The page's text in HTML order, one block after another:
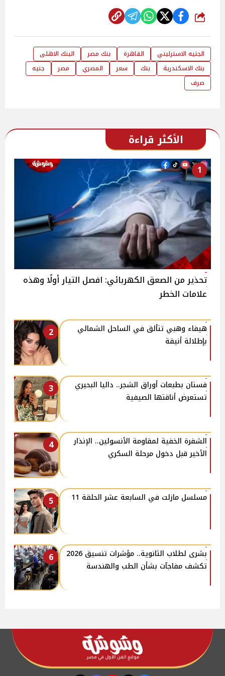
شارك
الجنيه الاسترليني القاهرة بنك مصر
البنك الاهلى
بنك الاسكندرية
بنك سعر المصري مصر
جنيه
صرف
الأكثر قراءة
1
تحذير من الصعق الكهربائي: افصل التيار أولًا وهذه
علامات الخطر
2
هيفاء وهبي تتألق في الساحل الشمالي
بإطلالة أنيقة
3
فستان بطبعات أوراق الشجر.. داليا البحيري
تستعرض أناقتها الصيفية
4
الشفرة الخفية لمقاومة الأنسولين.. الإنذار
الأخير قبل دخول مرحلة السكري
5 مسلسل مازلت في السابعة عشر الحلقة 11
6
بشرى لطلاب الثانوية.. مؤشرات تنسيق 2026
تكشف مفاجآت بشأن الطب والهندسة